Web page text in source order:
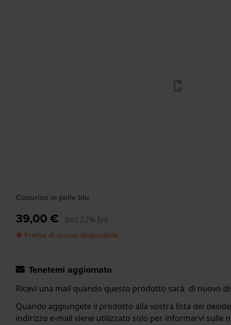
Cinturino in pelle blu
39,00 € Incl 22% Iva
● Presto di nuovo disponibile
Tenetemi aggiornato
Ricevi una mail quando questo prodotto sarà di nuovo
Quando aggiungete il prodotto alla vostra lista dei
indirizzo e-mail viene utilizzato solo per informarvi sulle